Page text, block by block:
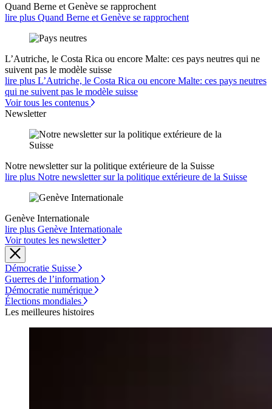
Quand Berne et Genève se rapprochent
lire plus Quand Berne et Genève se rapprochent
L’Autriche, le Costa Rica ou encore Malte: ces pays neutres qui ne
suivent pas le modèle suisse
lire plus L’Autriche, le Costa Rica ou encore Malte: ces pays neutres
qui ne suivent pas le modèle suisse
Voir tous les contenus
Newsletter
Notre newsletter sur la politique extérieure de la Suisse
lire plus Notre newsletter sur la politique extérieure de la Suisse
Genève Internationale
lire plus Genève Internationale
Voir toutes les newsletter
Démocratie Suisse
Guerres de l’information
Démocratie numérique
Élections mondiales
Les meilleures histoires